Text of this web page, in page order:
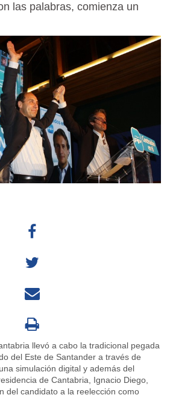
las palabras, comienza un
llevó a cabo la tradicional pegada
del Este de Santander a través de
simulación digital y además del
de Cantabria, Ignacio Diego,
del candidato a la reelección como